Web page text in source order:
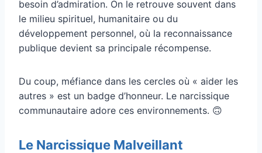
besoin d’admiration. On le retrouve souvent dans
le milieu spirituel, humanitaire ou du
développement personnel, où la reconnaissance
publique devient sa principale récompense.
Du coup, méfiance dans les cercles où « aider les
autres » est un badge d’honneur. Le narcissique
communautaire adore ces environnements. 🙃
Le Narcissique Malveillant